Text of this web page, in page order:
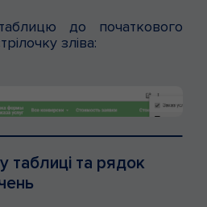
до початкового
зліва:
таблиці та рядок